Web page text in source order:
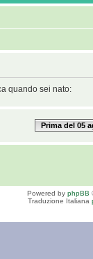
quando sei nato:
Prima del 05
Powered by phpBB
Traduzione Italiana